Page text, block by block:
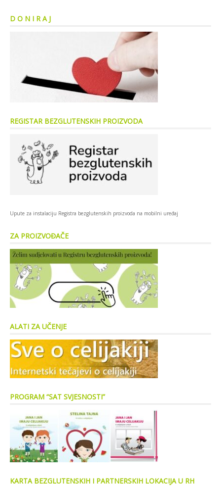
D O N I R A J
REGISTAR BEZGLUTENSKIH PROIZVODA
Upute za instalaciju Registra bezglutenskih proizvoda na mobilni uređaj
ZA PROIZVOĐAČE
ALATI ZA UČENJE
PROGRAM “SAT SVJESNOSTI”
KARTA BEZGLUTENSKIH I PARTNERSKIH LOKACIJA U RH